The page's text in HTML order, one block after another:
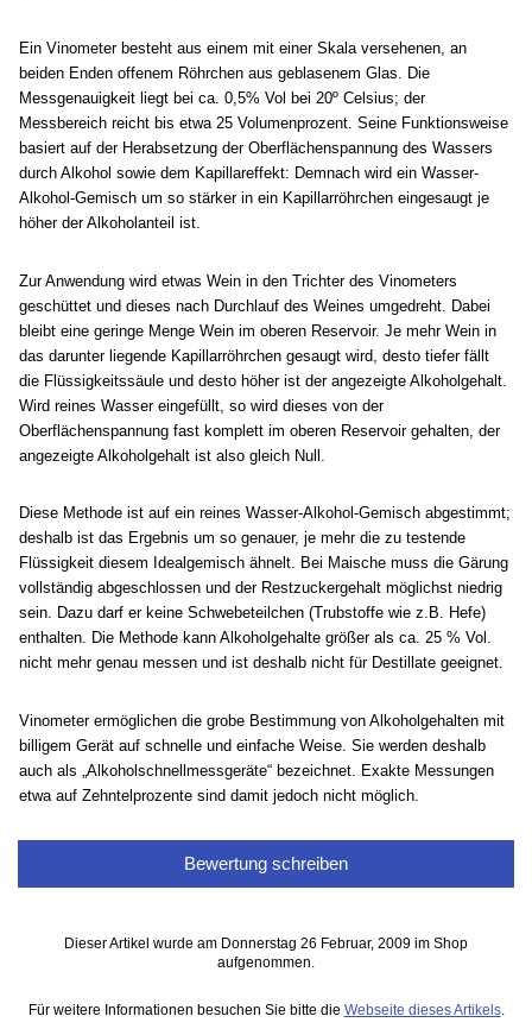
Ein Vinometer besteht aus einem mit einer Skala versehenen, an
beiden Enden offenem Röhrchen aus geblasenem Glas. Die
Messgenauigkeit liegt bei ca. 0,5% Vol bei 20º Celsius; der
Messbereich reicht bis etwa 25 Volumenprozent. Seine Funktionsweise
basiert auf der Herabsetzung derOberflächenspannung des Wassers
durch Alkohol sowie dem Kapillareffekt: Demnach wird ein Wasser-
Alkohol-Gemisch um so stärker in ein Kapillarröhrchen eingesaugt je
höher der Alkoholanteil ist.
Zur Anwendung wird etwas Wein in den Trichter des Vinometers
geschüttet und dieses nach Durchlauf des Weines umgedreht. Dabei
bleibt eine geringe Menge Wein im oberen Reservoir. Je mehr Wein in
das darunter liegende Kapillarröhrchen gesaugt wird, desto tiefer fällt
die Flüssigkeitssäule und desto höher ist der angezeigte Alkoholgehalt.
Wird reines Wasser eingefüllt, so wird dieses von der
Oberflächenspannung fast komplett im oberen Reservoir gehalten, der
angezeigte Alkoholgehalt ist also gleich Null.
Diese Methode ist auf ein reines Wasser-Alkohol-Gemisch abgestimmt;
deshalb ist das Ergebnis um so genauer, je mehr die zu testende
Flüssigkeit diesem Idealgemisch ähnelt. Bei Maische muss die Gärung
vollständig abgeschlossen und der Restzuckergehalt möglichst niedrig
sein. Dazu darf er keine Schwebeteilchen (Trubstoffe wie z.B. Hefe)
enthalten. Die Methode kann Alkoholgehalte größer als ca. 25 % Vol.
nicht mehr genau messen und ist deshalb nicht für Destillate geeignet.
Vinometer ermöglichen die grobe Bestimmung von Alkoholgehalten mit
billigem Gerät auf schnelle und einfache Weise. Sie werden deshalb
auch als „Alkoholschnellmessgeräte“ bezeichnet. Exakte Messungen
etwa auf Zehntelprozente sind damit jedoch nicht möglich.
Bewertung schreiben
Dieser Artikel wurde am Donnerstag 26 Februar, 2009 im Shop
aufgenommen.
Für weitere Informationen besuchen Sie bitte die Webseite dieses Artikels.